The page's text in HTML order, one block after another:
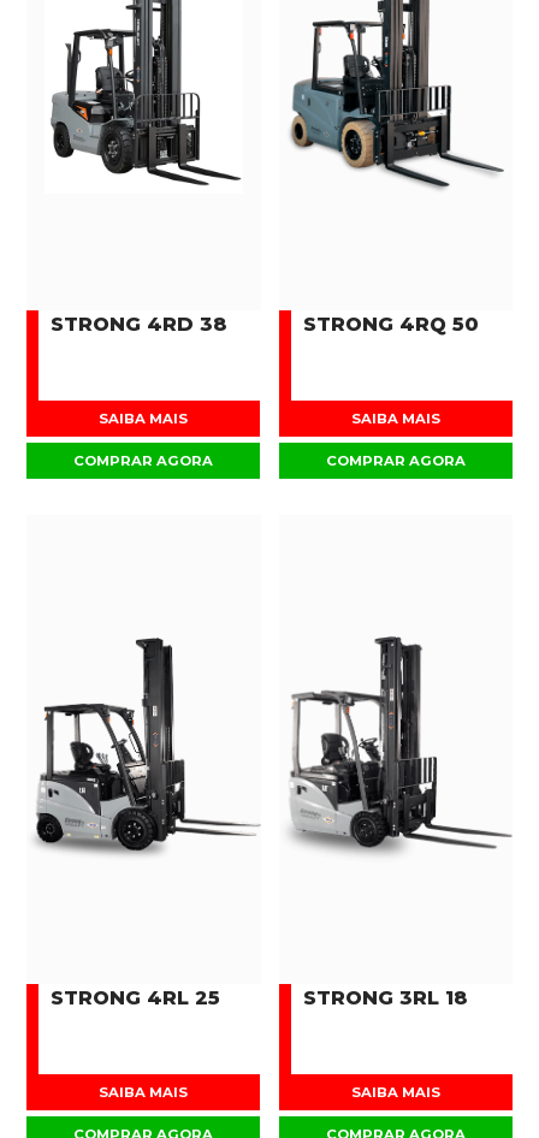
STRONG 4RD 38
SAIBA MAIS
COMPRAR AGORA
STRONG 4RQ 50
SAIBA MAIS
COMPRAR AGORA
STRONG 4RL 25
SAIBA MAIS
COMPRAR AGORA
STRONG 3RL 18
SAIBA MAIS
COMPRAR AGORA